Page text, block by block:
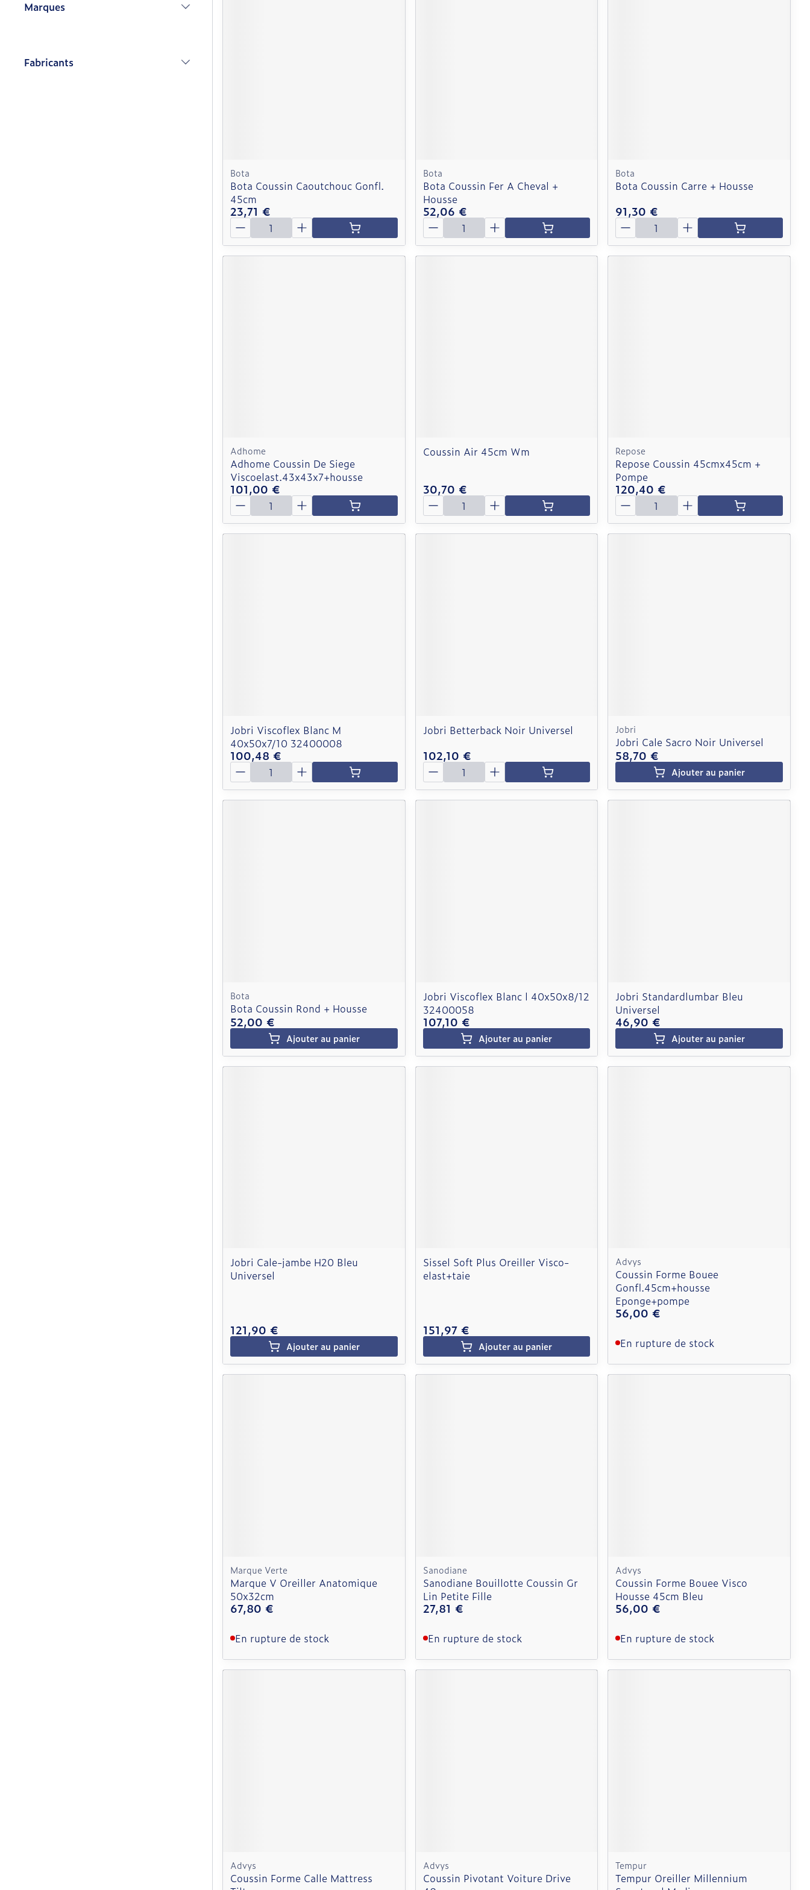
Marques
Fabricants
Bota
Bota Coussin Caoutchouc Gonfl.
45cm
23,71 €
Quantité
Bota
Bota Coussin Fer A Cheval +
Housse
52,06 €
Quantité
Bota
Bota Coussin Carre + Housse
91,30 €
Quantité
Adhome
Adhome Coussin De Siege
Viscoelast.43x43x7+housse
101,00 €
Quantité
Coussin Air 45cm Wm
30,70 €
Quantité
Repose
Repose Coussin 45cmx45cm +
Pompe
120,40 €
Quantité
Jobri Viscoflex Blanc M
40x50x7/10 32400008
100,48 €
Quantité
Jobri Betterback Noir Universel
102,10 €
Quantité
Jobri
Jobri Cale Sacro Noir Universel
58,70 €
Ajouter au panier
Bota
Bota Coussin Rond + Housse
52,00 €
Ajouter au panier
Jobri Viscoflex Blanc l 40x50x8/12
32400058
107,10 €
Ajouter au panier
Jobri Standardlumbar Bleu
Universel
46,90 €
Ajouter au panier
Jobri Cale-jambe H20 Bleu
Universel
121,90 €
Ajouter au panier
Sissel Soft Plus Oreiller Visco-
elast+taie
151,97 €
Ajouter au panier
Advys
Coussin Forme Bouee
Gonfl.45cm+housse
Eponge+pompe
56,00 €
En rupture de stock
Marque Verte
Marque V Oreiller Anatomique
50x32cm
67,80 €
En rupture de stock
Sanodiane
Sanodiane Bouillotte Coussin Gr
Lin Petite Fille
27,81 €
En rupture de stock
Advys
Coussin Forme Bouee Visco
Housse 45cm Bleu
56,00 €
En rupture de stock
Advys
Coussin Forme Calle Mattress
Advys
Coussin Pivotant Voiture Drive
Tempur
Tempur Oreiller Millennium